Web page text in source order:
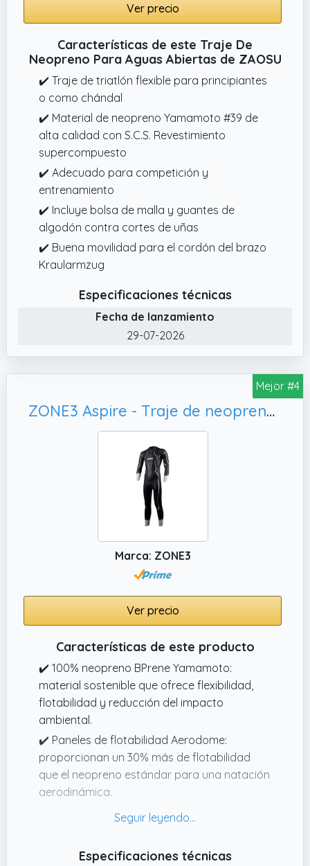
Ver precio
Características de este Traje De
Neopreno Para Aguas Abiertas de ZAOSU
✔️ Traje de triatlón flexible para principiantes
o como chándal
✔️ Material de neopreno Yamamoto #39 de
alta calidad con S.C.S. Revestimiento
supercompuesto
✔️ Adecuado para competición y
entrenamiento
✔️ Incluye bolsa de malla y guantes de
algodón contra cortes de uñas
✔️ Buena movilidad para el cordón del brazo
Kraularmzug
Especificaciones técnicas
Fecha de lanzamiento
29-07-2026
Mejor #4
ZONE3 Aspire - Traje de neopreno para hombre, traje de natación en aguas abiertas
Marca: ZONE3
Ver precio
Características de este producto
✔️ 100% neopreno BPrene Yamamoto:
material sostenible que ofrece flexibilidad,
flotabilidad y reducción del impacto
ambiental.
✔️ Paneles de flotabilidad Aerodome:
proporcionan un 30% más de flotabilidad
que el neopreno estándar para una natación
aerodinámica.
✔️ Panel de hombro X10 Extreme:
Especificaciones técnicas